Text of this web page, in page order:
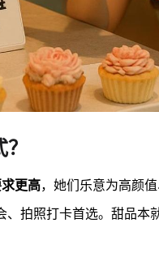
更高，她们乐意为高颜
拍照打卡首选。甜品本